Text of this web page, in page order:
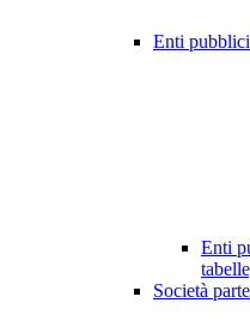
Enti
Enti
Società